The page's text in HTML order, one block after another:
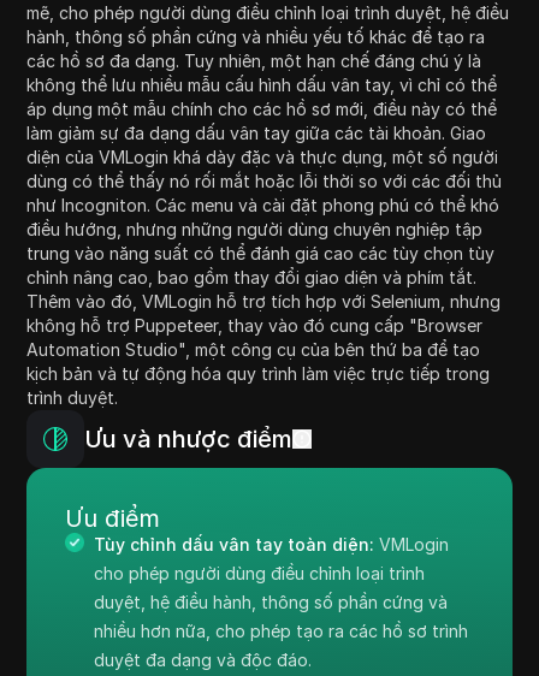
mẽ, cho phép người dùng điều chỉnh loại trình duyệt, hệ điều
hành, thông số phần cứng và nhiều yếu tố khác để tạo ra
các hồ sơ đa dạng. Tuy nhiên, một hạn chế đáng chú ý là
không thể lưu nhiều mẫu cấu hình dấu vân tay, vì chỉ có thể
áp dụng một mẫu chính cho các hồ sơ mới, điều này có thể
làm giảm sự đa dạng dấu vân tay giữa các tài khoản. Giao
diện của VMLogin khá dày đặc và thực dụng, một số người
dùng có thể thấy nó rối mắt hoặc lỗi thời so với các đối thủ
như Incogniton. Các menu và cài đặt phong phú có thể khó
điều hướng, nhưng những người dùng chuyên nghiệp tập
trung vào năng suất có thể đánh giá cao các tùy chọn tùy
chỉnh nâng cao, bao gồm thay đổi giao diện và phím tắt.
Thêm vào đó, VMLogin hỗ trợ tích hợp với Selenium, nhưng
không hỗ trợ Puppeteer, thay vào đó cung cấp "Browser
Automation Studio", một công cụ của bên thứ ba để tạo
kịch bản và tự động hóa quy trình làm việc trực tiếp trong
trình duyệt.
Ưu và nhược điểm
Ưu điểm
Tùy chỉnh dấu vân tay toàn diện: VMLogin
cho phép người dùng điều chỉnh loại trình
duyệt, hệ điều hành, thông số phần cứng và
nhiều hơn nữa, cho phép tạo ra các hồ sơ trình
duyệt đa dạng và độc đáo.